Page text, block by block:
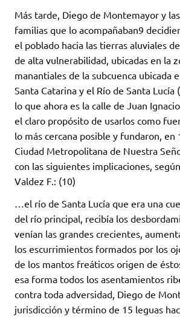
Más tarde, Diego de Montemayor y
familias que lo acompañaban9
el poblado hacia las tierras aluviales
de alta vulnerabilidad, ubicadas en la
manantiales de la subcuenca ubicada
Santa Catarina y el Río de Santa Lucía
lo que ahora es la calle de Juan
el claro propósito de usarlos como
lo más cercana posible y fundaron, en
Ciudad Metropolitana de Nuestra
con las siguientes implicaciones,
Valdez F.: (10)
…el río de Santa Lucía que era una
del río principal, recibía los
venían las grandes crecientes,
los escurrimientos formados por los
de los mantos freáticos origen de
esa forma todos los asentamientos
contra toda adversidad, Diego de
jurisdicción y término de 15 leguas